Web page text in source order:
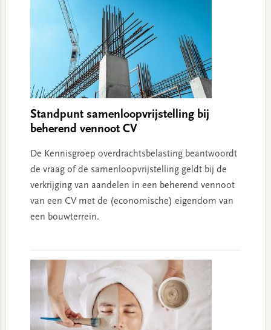
Standpunt samenloopvrijstelling bij
beherend vennoot CV
De Kennisgroep overdrachtsbelasting beantwoordt
de vraag of de samenloopvrijstelling geldt bij de
verkrijging van aandelen in een beherend vennoot
van een CV met de (economische) eigendom van
een bouwterrein.